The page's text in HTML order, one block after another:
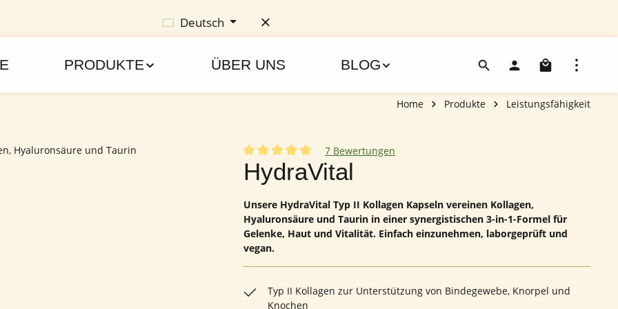
Deutsch
PRODUKTE ÜBER UNS BLOG
Home Produkte Leistungsfähigkeit
Durchschnittliche Bewertung von 5 von 5 Sternen
7 Bewertungen
HydraVital
Unsere HydraVital Typ II Kollagen Kapseln vereinen Kollagen,
Hyaluronsäure und Taurin in einer synergistischen 3-in-1-Formel für
Gelenke, Haut und Vitalität. Einfach einzunehmen, laborgeprüft und
vegan.
Typ II Kollagen zur Unterstützung von Bindegewebe, Knorpel und
Knochen